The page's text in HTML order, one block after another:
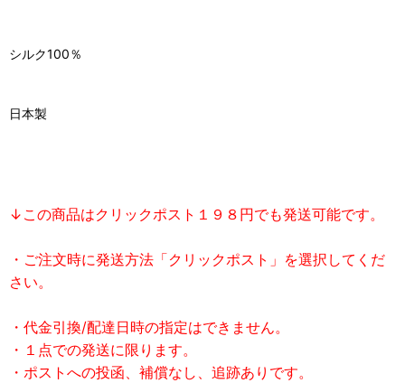
シルク100％
日本製
↓この商品はクリックポスト１９８円でも発送可能です。
・ご注文時に発送方法「クリックポスト」を選択してくだ
さい。
・代金引換/配達日時の指定はできません。
・１点での発送に限ります。
・ポストへの投函、補償なし、追跡ありです。